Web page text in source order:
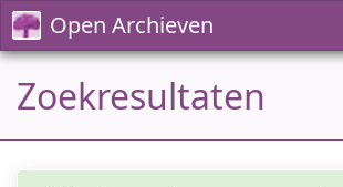
Open Archieven
Zoekresultaten